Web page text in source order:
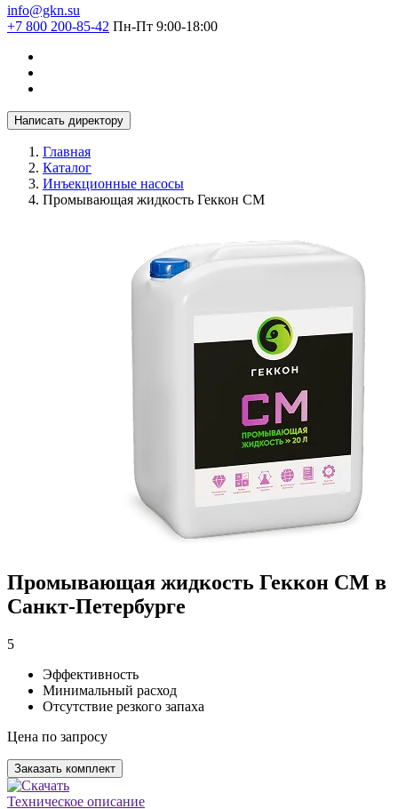
info@gkn.su
+7 800 200-85-42 Пн-Пт 9:00-18:00
Написать директору
Главная
Каталог
Инъекционные насосы
Промывающая жидкость Геккон СМ
Промывающая жидкость Геккон СМ в
Санкт-Петербурге
5
Эффективность
Минимальный расход
Отсутствие резкого запаха
Цена по запросу
Заказать комплект
Техническое описание